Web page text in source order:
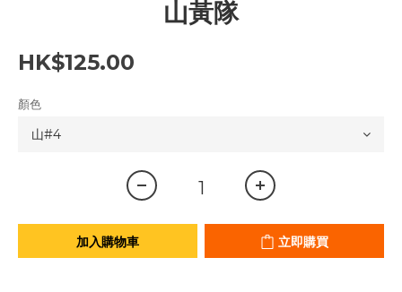
山黃隊
HK$125.00
顏色
加入購物車 立即購買